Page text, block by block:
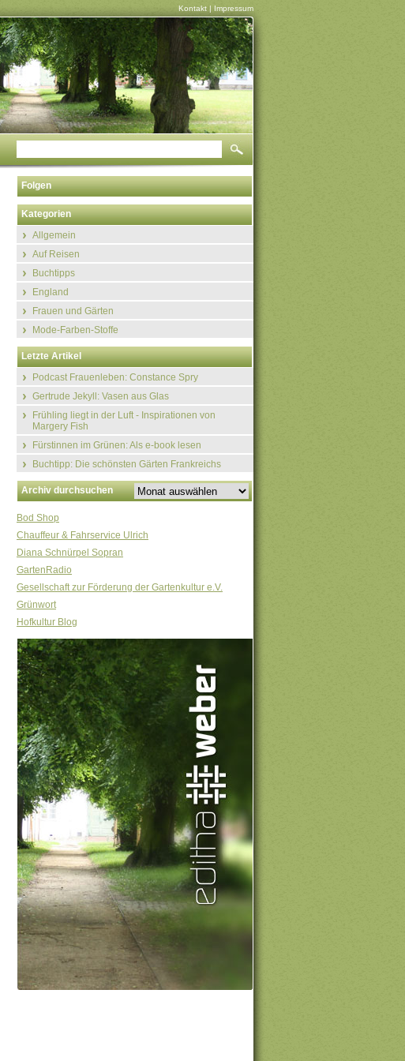
Kontakt | Impressum
Folgen
Kategorien
Allgemein
Auf Reisen
Buchtipps
England
Frauen und Gärten
Mode-Farben-Stoffe
Letzte Artikel
Podcast Frauenleben: Constance Spry
Gertrude Jekyll: Vasen aus Glas
Frühling liegt in der Luft - Inspirationen von
Margery Fish
Fürstinnen im Grünen: Als e-book lesen
Buchtipp: Die schönsten Gärten Frankreichs
Archiv durchsuchen
Bod Shop
Chauffeur & Fahrservice Ulrich
Diana Schnürpel Sopran
GartenRadio
Gesellschaft zur Förderung der Gartenkultur e.V.
Grünwort
Hofkultur Blog